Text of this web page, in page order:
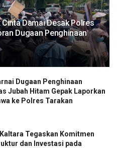
Damai Desak Polres
Dugaan Penghinaan
Dugaan Penghinaan
Jubah Hitam Gepak Laporkan
ke Polres Tarakan
Tegaskan Komitmen
dan Investasi pada